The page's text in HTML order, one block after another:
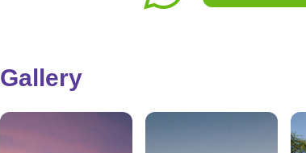
Gallery